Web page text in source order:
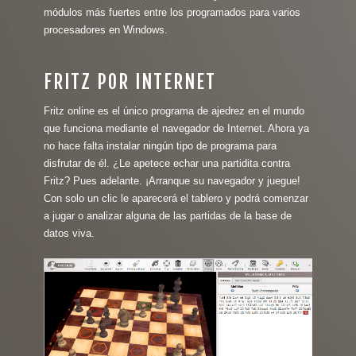
módulos más fuertes entre los programados para varios
procesadores en Windows.
FRITZ POR INTERNET
Fritz online es el único programa de ajedrez en el mundo
que funciona mediante el navegador de Internet. Ahora ya
no hace falta instalar ningún tipo de programa para
disfrutar de él. ¿Le apetece echar una partidita contra
Fritz? Pues adelante. ¡Arranque su navegador y juegue!
Con solo un clic le aparecerá el tablero y podrá comenzar
a jugar o analizar alguna de las partidas de la base de
datos viva.